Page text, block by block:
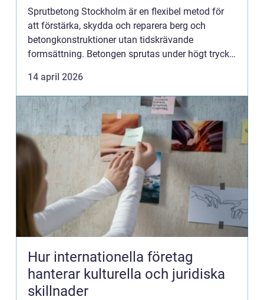
Sprutbetong Stockholm är en flexibel metod för
att förstärka, skydda och reparera berg och
betongkonstruktioner utan tidskrävande
formsättning. Betongen sprutas under högt tryck
14 april 2026
Hur internationella företag
hanterar kulturella och juridiska
skillnader